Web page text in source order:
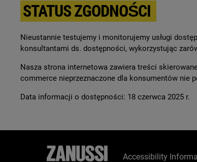
STATUS ZGODNOŚCI
Nieustannie testujemy i monitorujemy usługi
konsultantami ds. dostępności, wykorzystując
Nasza strona internetowa zawiera treści
commerce nieprzeznaczone dla konsumentów nie
Data informacji o dostępności: 18 czerwca 2025 r.
Accessibility